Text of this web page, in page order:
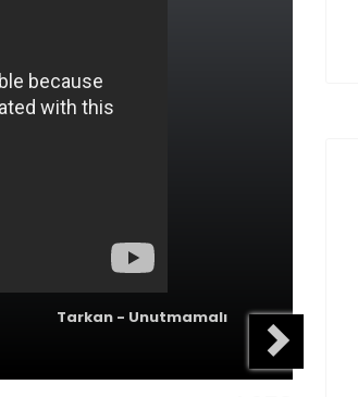
Tarkan - Unutmamalı